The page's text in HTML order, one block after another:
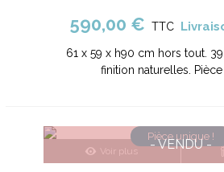
590,00 € TTC
61 x 59 x h90 cm hors tout.
finition naturelles.
Pièce unique !
- VENDU -
Voir plus